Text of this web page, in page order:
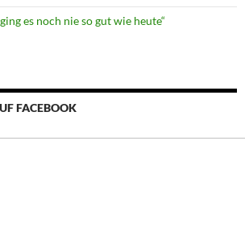
es noch nie so gut wie heute“
FACEBOOK